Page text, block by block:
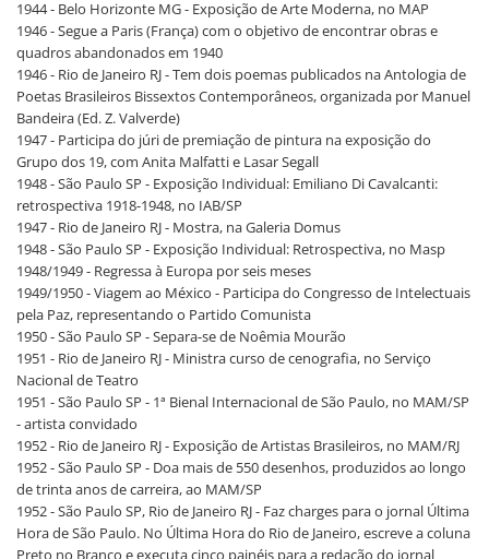
1944 - Belo Horizonte MG - Exposição de Arte Moderna, no MAP
1946 - Segue a Paris (França) com o objetivo de encontrar obras e
quadros abandonados em 1940
1946 - Rio de Janeiro RJ - Tem dois poemas publicados na Antologia de
Poetas Brasileiros Bissextos Contemporâneos, organizada por Manuel
Bandeira (Ed. Z. Valverde)
1947 - Participa do júri de premiação de pintura na exposição do
Grupo dos 19, com Anita Malfatti e Lasar Segall
1948 - São Paulo SP - Exposição Individual: Emiliano Di Cavalcanti:
retrospectiva 1918-1948, no IAB/SP
1947 - Rio de Janeiro RJ - Mostra, na Galeria Domus
1948 - São Paulo SP - Exposição Individual: Retrospectiva, no Masp
1948/1949 - Regressa à Europa por seis meses
1949/1950 - Viagem ao México - Participa do Congresso de Intelectuais
pela Paz, representando o Partido Comunista
1950 - São Paulo SP - Separa-se de Noêmia Mourão
1951 - Rio de Janeiro RJ - Ministra curso de cenografia, no Serviço
Nacional de Teatro
1951 - São Paulo SP - 1ª Bienal Internacional de São Paulo, no MAM/SP
- artista convidado
1952 - Rio de Janeiro RJ - Exposição de Artistas Brasileiros, no MAM/RJ
1952 - São Paulo SP - Doa mais de 550 desenhos, produzidos ao longo
de trinta anos de carreira, ao MAM/SP
1952 - São Paulo SP, Rio de Janeiro RJ - Faz charges para o jornal Última
Hora de São Paulo. No Última Hora do Rio de Janeiro, escreve a coluna
Preto no Branco e executa cinco painéis para a redação do jornal